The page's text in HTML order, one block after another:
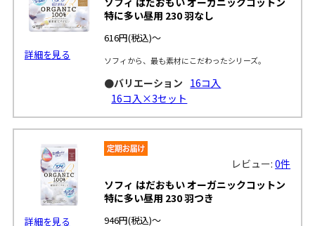
詳細を見る
特に多い昼用 230 羽なし
616円(税込)～
ソフィから、最も素材にこだわったシリーズ。
●バリエーション 16コ入
16コ入×3セット
詳細を見る
レビュー:0件
ソフィ はだおもい オーガニックコットン
特に多い昼用 230 羽つき
946円(税込)～